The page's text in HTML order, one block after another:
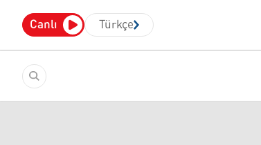
Canlı Türkçe